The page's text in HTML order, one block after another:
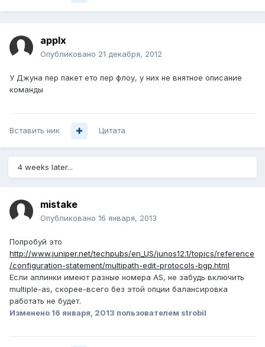
applx
Опубликовано 21 декабря, 2012
У Джуна пер пакет ето пер флоу, у них не внятное описание
команды
Вставить ник Цитата
4 weeks later...
mistake
Опубликовано 16 января, 2013
Попробуй это
http://www.juniper.net/techpubs/en_US/junos12.1/topics/reference
/configuration-statement/multipath-edit-protocols-bgp.html
Если аплинки имеют разные номера AS, не забудь включить
multiple-as, скорее-всего без этой опции балансировка
работать не будет.
Изменено 16 января, 2013 пользователем strobil